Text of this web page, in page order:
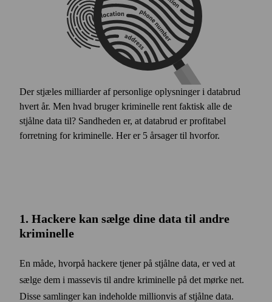
Der stjæles milliarder af personlige oplysninger i databrud
hvert år. Men hvad bruger kriminelle rent faktisk alle de
stjålne data til? Sandheden er, at databrud er profitabel
forretning for kriminelle. Her er 5 årsager til hvorfor.
1. Hackere kan sælge dine data til andre
kriminelle
En måde, hvorpå hackere tjener på stjålne data, er ved at
sælge dem i massevis til andre kriminelle på det mørke net.
Disse samlinger kan indeholde millionvis af stjålne data.